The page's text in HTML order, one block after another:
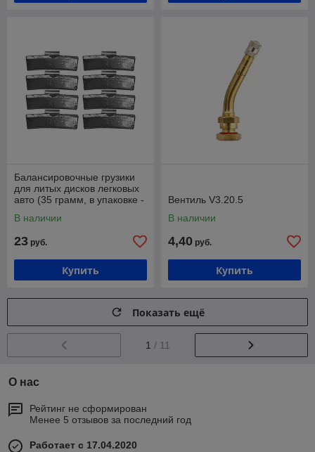
Балансировочные грузики
для литых дисков легковых
авто (35 грамм, в упаковке -
В наличии
23 руб.
Купить
Вентиль V3.20.5
В наличии
4,40 руб.
Купить
Показать ещё
1 / 11
О нас
Рейтинг не сформирован
Менее 5 отзывов за последний год
Работает с 17.04.2020